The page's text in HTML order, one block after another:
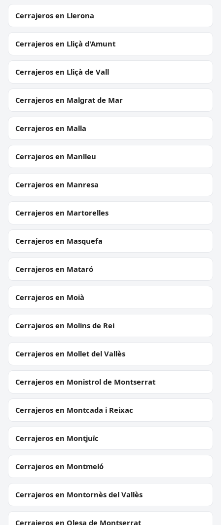
Cerrajeros en Llerona
Cerrajeros en Lliçà d'Amunt
Cerrajeros en Lliçà de Vall
Cerrajeros en Malgrat de Mar
Cerrajeros en Malla
Cerrajeros en Manlleu
Cerrajeros en Manresa
Cerrajeros en Martorelles
Cerrajeros en Masquefa
Cerrajeros en Mataró
Cerrajeros en Moià
Cerrajeros en Molins de Rei
Cerrajeros en Mollet del Vallès
Cerrajeros en Monistrol de Montserrat
Cerrajeros en Montcada i Reixac
Cerrajeros en Montjuïc
Cerrajeros en Montmeló
Cerrajeros en Montornès del Vallès
Cerrajeros en Olesa de Montserrat